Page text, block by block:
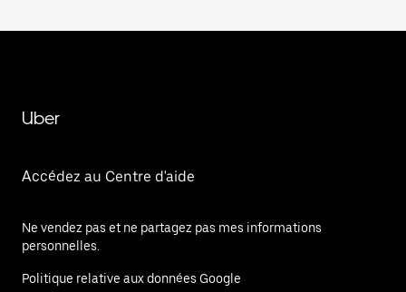
Uber
Accédez au Centre d'aide
Ne vendez pas et ne partagez pas mes informations
personnelles.
Politique relative aux données Google